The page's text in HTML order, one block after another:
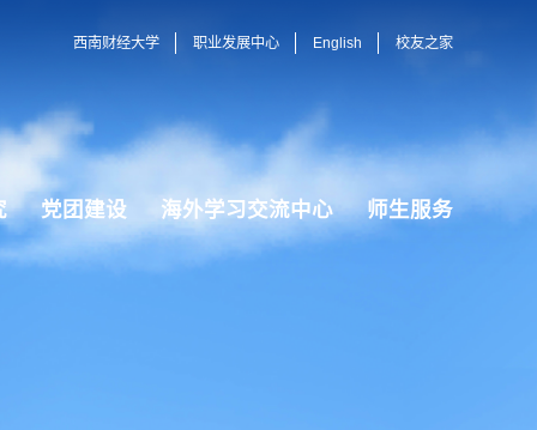
西南财经大学 职业发展中心 English 校友之家
党团建设 海外学习交流中心 师生服务